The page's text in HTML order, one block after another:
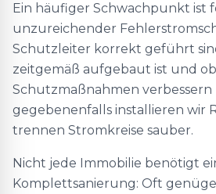
Ein häufiger Schwachpunkt ist
unzureichender
Schutzleiter korrekt geführt
zeitgemäß aufgebaut ist und
Schutzmaßnahmen verbessern
gegebenenfalls installieren wir
trennen Stromkreise sauber.
Nicht jede Immobilie benötigt
Komplettsanierung: Oft